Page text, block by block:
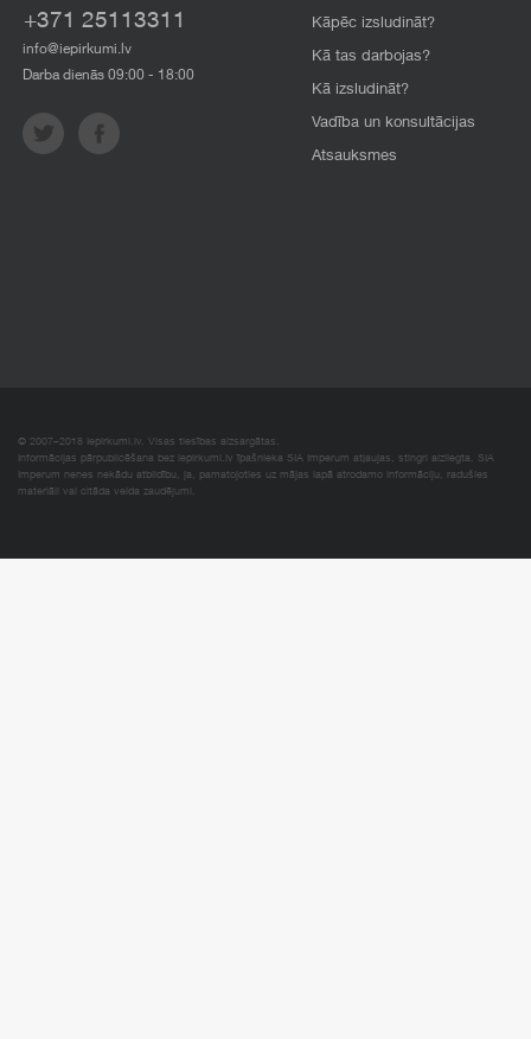
+371 25113311
info@iepirkumi.lv
Darba dienās 09:00 - 18:00
Kāpēc izsludināt?
Kā tas darbojas?
Kā izsludināt?
Vadība un konsultācijas
Atsauksmes
© 2007–2018 Iepirkumi.lv. Visas tiesības aizsargātas.
Informācijas pārpublicēšana bez iepirkumi.lv īpašnieka SIA Imperum atļaujas, stingri aizliegta. SIA
Imperum nenes nekādu atbildību, ja, pamatojoties uz mājas lapā atrodamo informāciju, radušies
materiāli vai citāda veida zaudējumi.